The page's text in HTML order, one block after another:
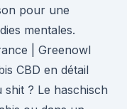
pour une
mentales.
| Greenowl
CBD en détail
? Le haschisch